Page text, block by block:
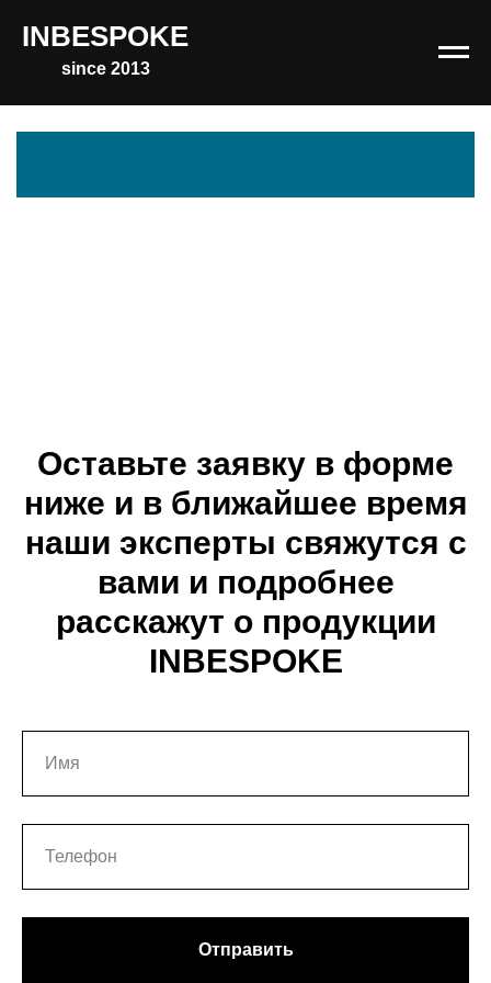
INBESPOKE
since 2013
Оставьте заявку в форме
ниже и в ближайшее время
наши эксперты свяжутся с
вами и подробнее
расскажут о продукции
INBESPOKE
Отправить